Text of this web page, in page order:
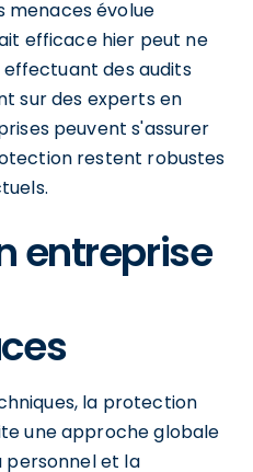
menaces évolue
efficace hier peut ne
effectuant des audits
sur des experts en
peuvent s'assurer
restent robustes
entreprise
la protection
une approche globale
personnel et la